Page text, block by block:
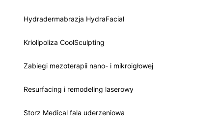
Hydradermabrazja HydraFacial
Kriolipoliza CoolSculpting
Zabiegi mezoterapii nano- i mikroigłowej
Resurfacing i remodeling laserowy
Storz Medical fala uderzeniowa